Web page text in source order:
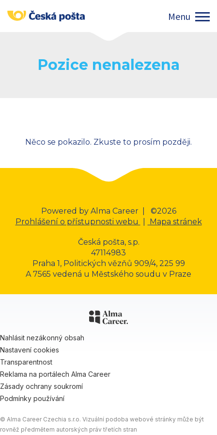
Pozice nenalezena
Něco se pokazilo. Zkuste to prosím později.
Powered by Alma Career| ©2026
Prohlášení o přístupnosti webu
Mapa stránek
Česká pošta, s.p.
47114983
Praha 1, Politických vězňů 909/4, 225 99
A 7565 vedená u Městského soudu v Praze
Nahlásit nezákonný obsah
Nastavení cookies
Transparentnost
Reklama na portálech Alma Career
Zásady ochrany soukromí
Podmínky používání
© Alma Career Czechia s.r.o. Vizuální podoba webové stránky může být
rovněž předmětem autorských práv třetích stran